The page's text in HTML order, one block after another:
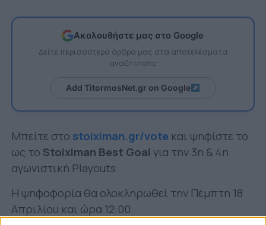
Ακολουθήστε μας στο Google
Δείτε περισσότερα άρθρα μας στα αποτελέσματα
αναζήτησης
Add TitormosNet.gr on Google
Μπείτε στο stoiximan.gr/vote και ψηφίστε το
ως το Stoiximan Best Goal για την 3η & 4η
αγωνιστική Playouts.
Η ψηφοφορία θα ολοκληρωθεί την Πέμπτη 18
Απριλίου και ώρα 12:00.